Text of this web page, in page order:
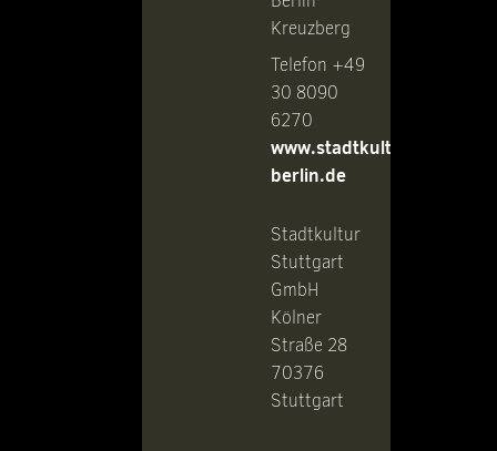
Kreuzberg
Telefon +49
30 8090
6270
www.stadtkultur-
berlin.de
Stadtkultur
Stuttgart
GmbH
Kölner
Straße 28
70376
Stuttgart